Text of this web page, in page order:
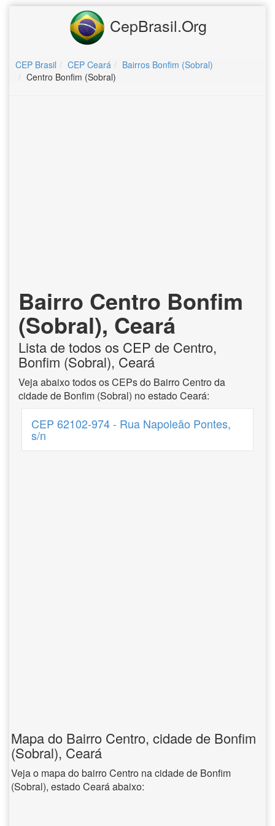
CepBrasil.Org
CEP Brasil CEP Ceará
Bairros Bonfim (Sobral)
Centro Bonfim (Sobral)
Bairro Centro Bonfim
(Sobral), Ceará
Lista de todos os CEP de Centro,
Bonfim (Sobral), Ceará
Veja abaixo todos os CEPs do Bairro Centro da
cidade de Bonfim (Sobral) no estado Ceará:
CEP 62102-974 - Rua Napoleão Pontes,
s/n
Mapa do Bairro Centro, cidade de Bonfim
(Sobral), Ceará
Veja o mapa do bairro Centro na cidade de Bonfim
(Sobral), estado Ceará abaixo: